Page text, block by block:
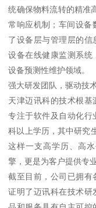
统确保物料流转的精准
常响应机制；车间设备
了设备层与管理层的信
设备在线健康监测系统
设备预测性维护领域。
强大研发团队，驱动技
天津迈讯科的技术根基
专注于软件及自动化行
科以上学历，其中研究
这样一支高学历、高
擎，更是为客户提供专
截至目前，公司已拥有
证明了迈讯科在技术研